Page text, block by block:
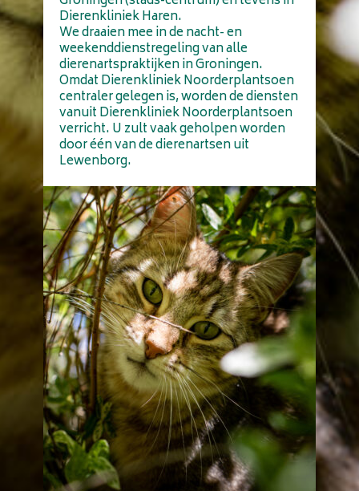
Dierenkliniek Haren.
We draaien mee in de nacht- en
weekenddienstregeling van alle
dierenartspraktijken in Groningen.
Omdat Dierenkliniek Noorderplantsoen
centraler gelegen is, worden de diensten
vanuit Dierenkliniek Noorderplantsoen
verricht. U zult vaak geholpen worden
door één van de dierenartsen uit
Lewenborg.